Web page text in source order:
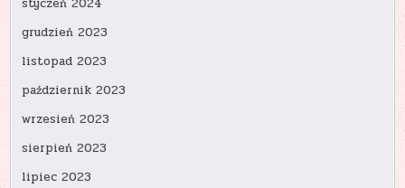
styczeń 2024
grudzień 2023
listopad 2023
październik 2023
wrzesień 2023
sierpień 2023
lipiec 2023